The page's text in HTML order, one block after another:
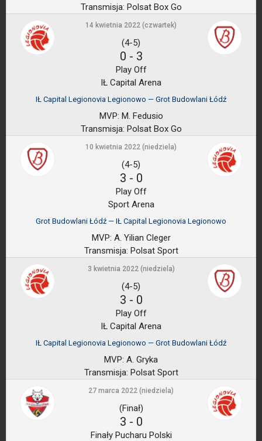
Transmisja: Polsat Box Go
14 kwietnia 2022 (czwartek)
(4-5)
0 - 3
Play Off
IŁ Capital Arena
IŁ Capital Legionovia Legionowo — Grot Budowlani Łódź
MVP: M. Fedusio
Transmisja: Polsat Box Go
10 kwietnia 2022 (niedziela)
(4-5)
3 - 0
Play Off
Sport Arena
Grot Budowlani Łódź — IŁ Capital Legionovia Legionowo
MVP: A. Yilian Cleger
Transmisja: Polsat Sport
3 kwietnia 2022 (niedziela)
(4-5)
3 - 0
Play Off
IŁ Capital Arena
IŁ Capital Legionovia Legionowo — Grot Budowlani Łódź
MVP: A. Gryka
Transmisja: Polsat Sport
27 marca 2022 (niedziela)
(Finał)
3 - 0
Finały Pucharu Polski